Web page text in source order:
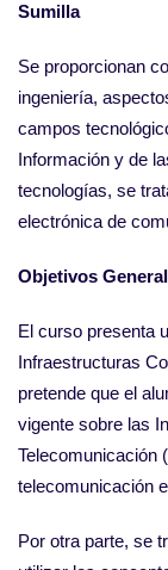
Sumilla
Se proporcionan
ingeniería,
campos
Información y de
tecnologías, se
electrónica de
Objetivos
El curso presenta
Infraestructuras
pretende que el
vigente sobre las
Telecomunicación
telecomunicación
Por otra parte, se